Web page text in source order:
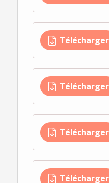
Télécharger
Télécharger
Télécharger
Télécharger